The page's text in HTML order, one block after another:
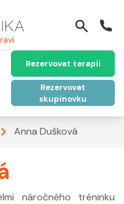
Rezervovat terapii
Rezervovat
skupinovku
Anna Dušková
náročného tréninku